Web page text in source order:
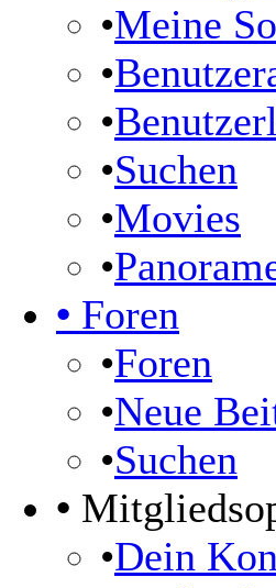
•Meine
•
•
•Suchen
•Movies
•
• Foren
•Foren
•Neue
•Suchen
•
•Dein